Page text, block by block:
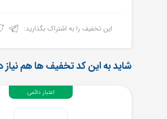
این تخفیف را به اشتراک بگذارید:
شاید به این کد تخفیف ها هم نیاز
اعتبار دائمی